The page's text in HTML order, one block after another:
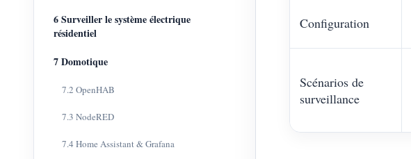
6 Surveiller le système électrique
résidentiel
7 Domotique
7.2 OpenHAB
7.3 NodeRED
7.4 Home Assistant & Grafana
Configuration
Scénarios de
surveillance